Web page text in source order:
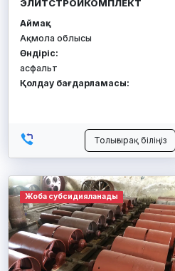
ЭЛИТСТРОЙКОМПЛЕКТ
Аймақ:
Ақмола облысы
Өндіріс:
асфальт
Қолдау бағдарламасы:
Толығырақ біліңіз
Жоба субсидияланады